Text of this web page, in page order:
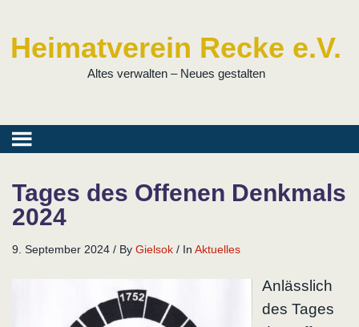
Heimatverein Recke e.V.
Altes verwalten – Neues gestalten
Tages des Offenen Denkmals
2024
9. September 2024 / By Gielsok / In Aktuelles
Anlässlich
des Tages